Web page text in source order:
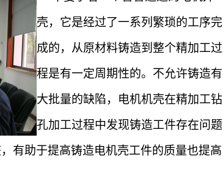
壳，它是经过了一系列繁琐的工序完
成的，从原材料铸造到整个精加工过
程是有一定周期性的。不允许铸造有
大批量的缺陷，电机机壳在精加工钻
孔加工过程中发现铸造工件存在问题
有助于提高铸造电机壳工件的质量也提高